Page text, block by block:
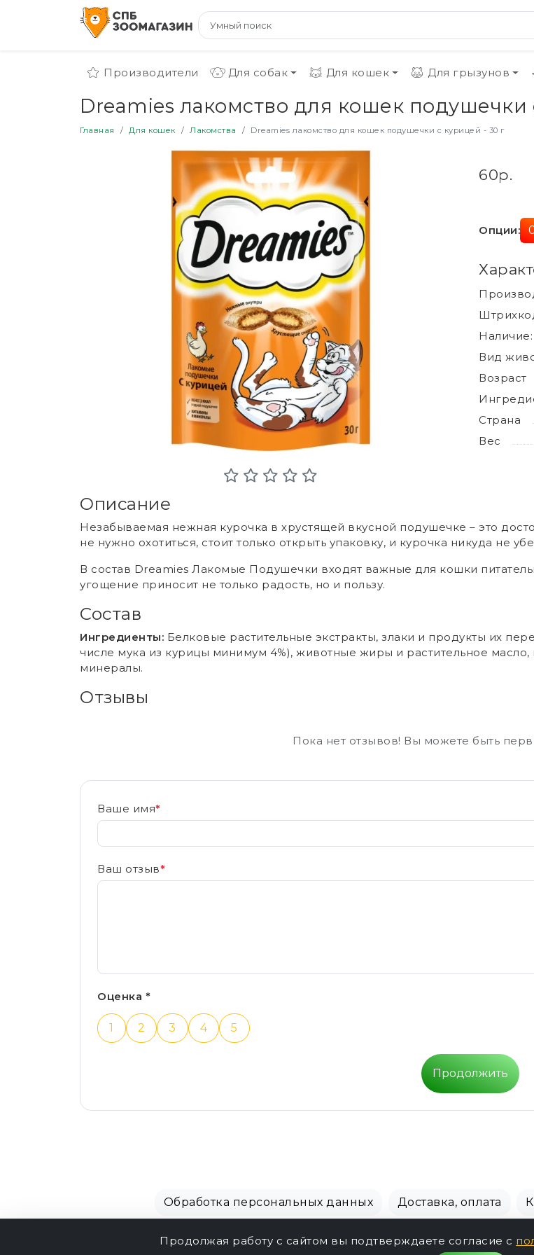
Производители Для собак Для кошек Для грызунов
Dreamies лакомство для кошек подушечки
Главная Для кошек Лакомства Dreamies лакомство для кошек подушечки с курицей - 30 г
60р.
Опции:
Наличие:
Вид
Возраст
Страна
Вес
Описание
Незабываемая нежная курочка в хрустящей вкусной подушечке – это
не нужно охотиться, стоит только открыть упаковку, и курочка никуда не
В состав Dreamies Лакомые Подушечки входят важные для кошки
угощение приносит не только радость, но и пользу.
Состав
Ингредиенты: Белковые растительные экстракты, злаки и продукты их
числе мука из курицы минимум 4%), животные жиры и растительное
минералы.
Отзывы
Пока нет отзывов! Вы можете быть
Ваше имя*
Ваш отзыв*
Оценка *
1 2 3 4 5
Продолжить
Обработка персональных данных Доставка, оплата
Продолжая работу с сайтом вы подтверждаете согласие с